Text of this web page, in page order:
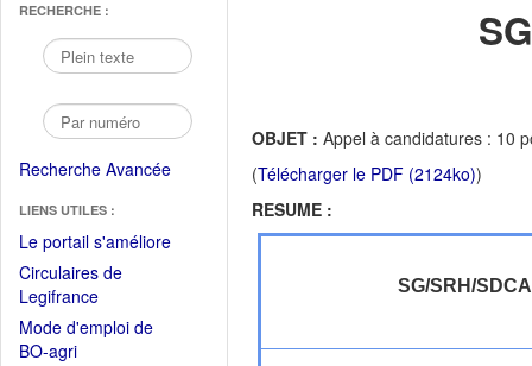
RECHERCHE :
Recherche Avancée
LIENS UTILES :
Le portail s'améliore(Fichier
Circulaires de
Legifrance(Ouvrir
dans
une
Mode d'emploi de
BO-agri(Ouvrir
OBJET : Appel à candidatures : 10
(Télécharger le PDF (2124ko))
RESUME :
SG/SRH/